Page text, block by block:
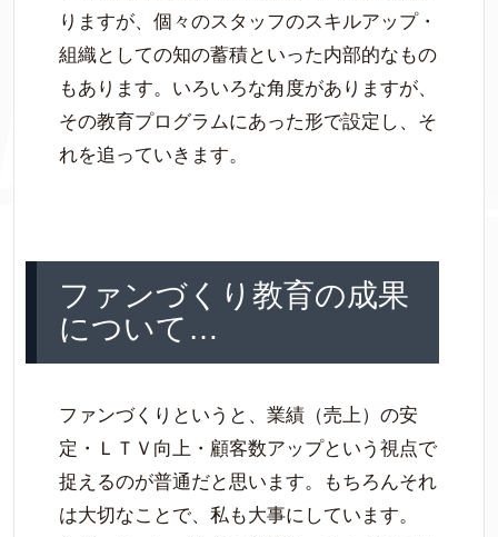
りますが、個々のスタッフのスキルアップ・
組織としての知の蓄積といった内部的なもの
もあります。いろいろな角度がありますが、
その教育プログラムにあった形で設定し、そ
れを追っていきます。
ファンづくり教育の成果
について…
ファンづくりというと、業績（売上）の安
定・ＬＴＶ向上・顧客数アップという視点で
捉えるのが普通だと思います。もちろんそれ
は大切なことで、私も大事にしています。